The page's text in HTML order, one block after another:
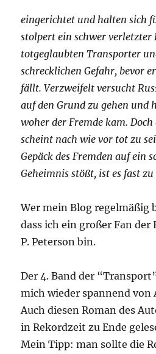
eingerichtet und halten sich
stolpert ein schwer verletzter
totgeglaubten Transporter
schrecklichen Gefahr, bevor
fällt. Verzweifelt versucht
auf den Grund zu gehen und
woher der Fremde kam.
scheint nach wie vor tot zu
Gepäck des Fremden auf ein
Geheimnis stößt, ist es fast zu
Wer mein Blog regelmäßig
dass ich ein großer Fan der
P. Peterson bin.
Der 4. Band der
mich wieder spannend von
Auch diesen Roman des
in Rekordzeit zu Ende
Mein Tipp: man sollte die